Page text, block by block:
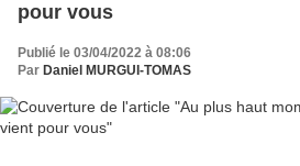
pour vous
Publié le 03/04/2022 à 08:06
Par Daniel MURGUI-TOMAS